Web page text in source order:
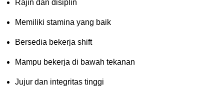
Rajin dan disiplin
Memiliki stamina yang baik
Bersedia bekerja shift
Mampu bekerja di bawah tekanan
Jujur dan integritas tinggi